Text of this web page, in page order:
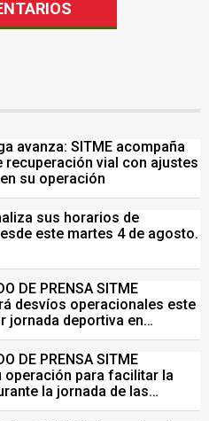
avanza: SITME acompaña
recuperación vial con ajustes
su operación
sus horarios de
este martes 4 de agosto.
DE PRENSA SITME
desvíos operacionales este
jornada deportiva en
DE PRENSA SITME
para facilitar la
la jornada de las
del 26 de julio